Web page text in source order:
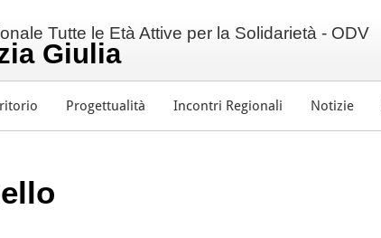
Tutte le Età Attive per la Solidarietà - ODV
Giulia
Progettualità Incontri Regionali Notizie